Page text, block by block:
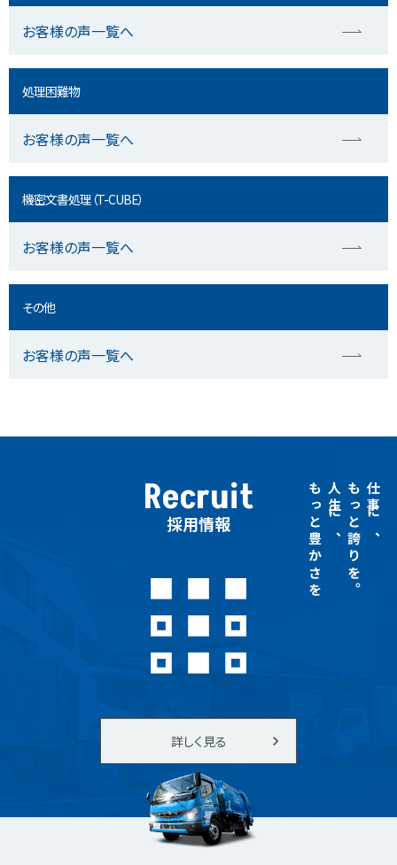
お客様の声一覧へ
処理困難物
お客様の声一覧へ
機密文書処理（T-CUBE）
お客様の声一覧へ
その他
お客様の声一覧へ
Recruit
採用情報
詳しく見る
仕事に、
もっと誇りを。
人生に、
もっと豊かさを